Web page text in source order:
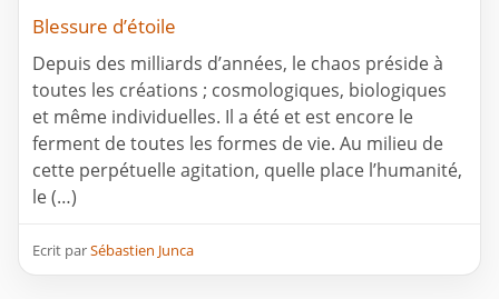
Blessure d’étoile
Depuis des milliards d’années, le chaos préside à
toutes les créations ; cosmologiques, biologiques
et même individuelles. Il a été et est encore le
ferment de toutes les formes de vie. Au milieu de
cette perpétuelle agitation, quelle place l’humanité,
le (…)
Ecrit parSébastien Junca